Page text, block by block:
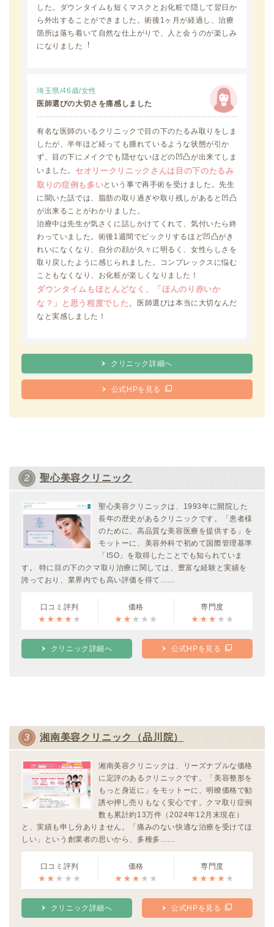
した。ダウンタイムも短くマスクとお化粧で隠して翌日か
ら外出することができました。術後1ヶ月が経過し、治療
箇所は落ち着いて自然な仕上がりで、⼈と会うのが楽しみ
になりました︕
埼玉県/46歳/女性
医師選びの大切さを痛感しました
有名な医師のいるクリニックで目の下のたるみ取りをしま
したが、半年ほど経っても腫れているような状態が引か
ず、目の下にメイクでも隠せないほどの凹凸が出来てしま
いました。 セオリークリニックさんは目の下のたるみ
取りの症例も多いという事で再手術を受けました。先生
に聞いた話では、脂肪の取り過ぎや取り残しがあると凹凸
が出来ることがわかりました。
治療中は先生が気さくに話しかけてくれて、気付いたら終
わっていました。術後1週間でビックリするほど凹凸がき
れいになくなり、自分の顔が久々に明るく、女性らしさを
取り戻したように感じられました。コンプレックスに悩む
こともなくなり、お化粧が楽しくなりました！
ダウンタイムもほとんどなく、「ほんのり赤いか
な？」と思う程度でした。 医師選びは本当に大切なんだ
なと実感しました！
クリニック詳細へ
公式HPを見る
聖心美容クリニック
聖心美容クリニックは、1993年に開院した
長年の歴史があるクリニックです。「患者様
のために、高品質な美容医療を提供する」を
モットーに、美容外科で初めて国際管理基準
「ISO」を取得したことでも知られていま
す。 特に目の下のクマ取り治療に関しては、豊富な経験と実績を
誇っており、業界内でも高い評価を得て……
口コミ評判 価格 専門度
クリニック詳細へ 公式HPを見る
湘南美容クリニック（品川院）
湘南美容クリニックは、リーズナブルな価格
に定評のあるクリニックです。「美容整形を
もっと身近に」をモットーに、明瞭価格で勧
誘や押し売りもなく安心です。クマ取り症例
数も累計約13万件（2024年12月末現在）
と、実績も申し分ありません。「痛みのない快適な治療を受けてほ
しい」という創業者の思いから、多種多……
口コミ評判 価格 専門度
クリニック詳細へ 公式HPを見る